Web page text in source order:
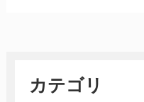
カテゴリ